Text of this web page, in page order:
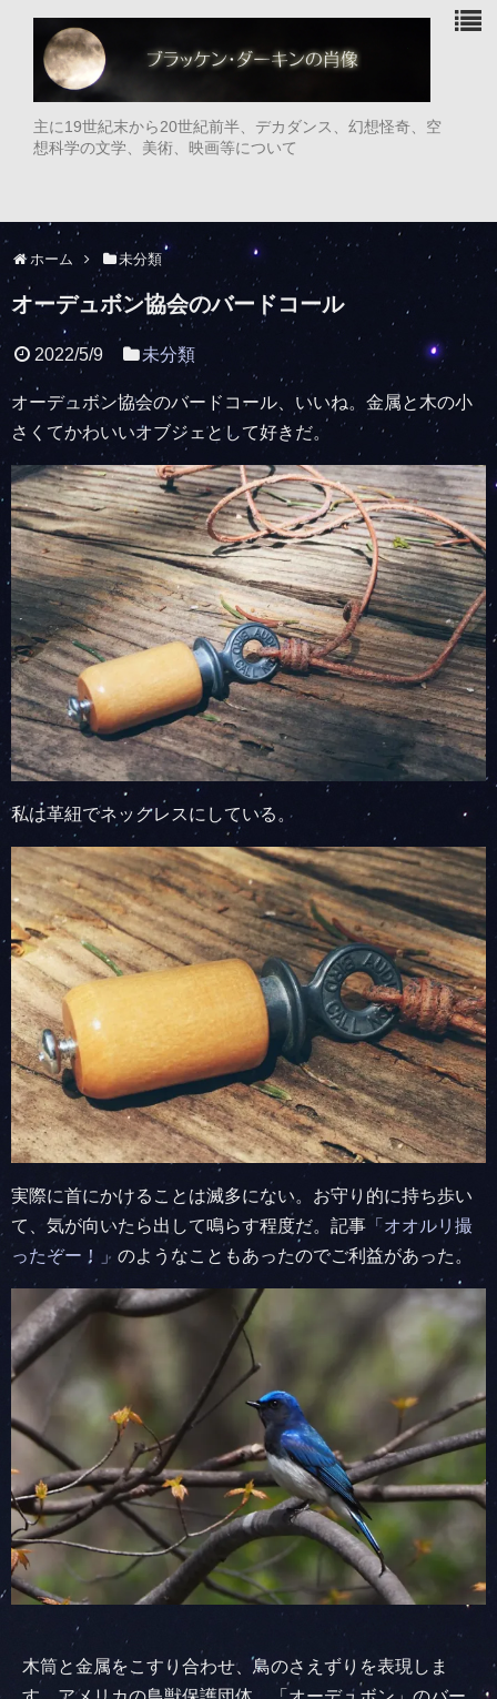
主に19世紀末から20世紀前半、デカダンス、幻想怪奇、空
想科学の文学、美術、映画等について
ホーム 未分類
オーデュボン協会のバードコール
2022/5/9 未分類
オーデュボン協会のバードコール、いいね。金属と木の小
さくてかわいいオブジェとして好きだ。
私は革紐でネックレスにしている。
実際に首にかけることは滅多にない。お守り的に持ち歩い
て、気が向いたら出して鳴らす程度だ。記事 「オオルリ撮
ったぞー！」 のようなこともあったのでご利益があった。
木筒と金属をこすり合わせ、鳥のさえずりを表現しま